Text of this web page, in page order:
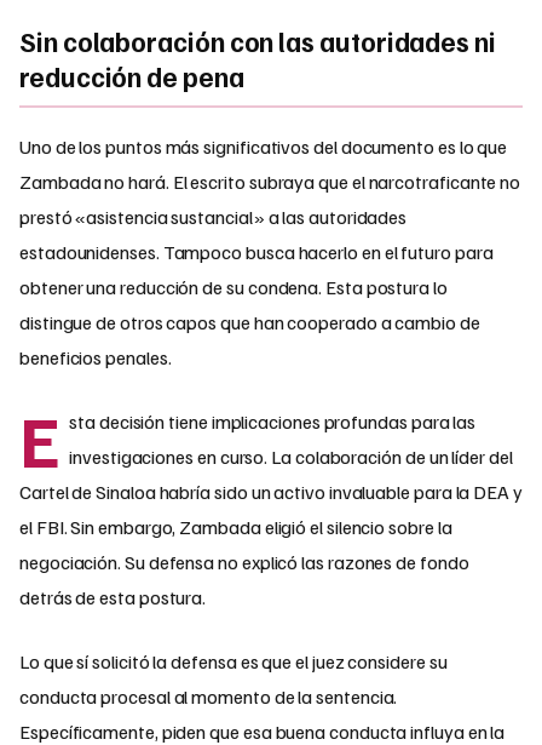
Sin colaboración con las autoridades ni
reducción de pena
Uno de los puntos más significativos del documento es lo que
Zambada no hará. El escrito subraya que el narcotraficante no
prestó «asistencia sustancial» a las autoridades
estadounidenses. Tampoco busca hacerlo en el futuro para
obtener una reducción de su condena. Esta postura lo
distingue de otros capos que han cooperado a cambio de
beneficios penales.
E sta decisión tiene implicaciones profundas para las
investigaciones en curso. La colaboración de un líder del
Cartel de Sinaloa habría sido un activo invaluable para la DEA y
el FBI. Sin embargo, Zambada eligió el silencio sobre la
negociación. Su defensa no explicó las razones de fondo
detrás de esta postura.
Lo que sí solicitó la defensa es que el juez considere su
conducta procesal al momento de la sentencia.
Específicamente, piden que esa buena conducta influya en la